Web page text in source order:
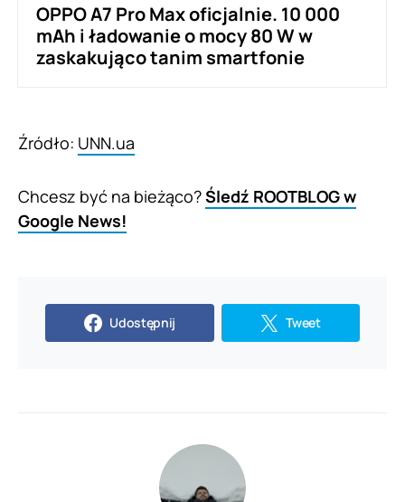
OPPO A7 Pro Max oficjalnie. 10 000
mAh i ładowanie o mocy 80 W w
zaskakująco tanim smartfonie
Źródło: UNN.ua
Chcesz być na bieżąco?Śledź ROOTBLOG w
Google News!
Udostępnij Tweet